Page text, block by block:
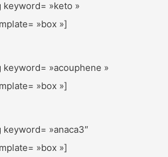
keyword= »keto »
»box »]
»acouphene »
»box »]
»anaca3″
»box »]